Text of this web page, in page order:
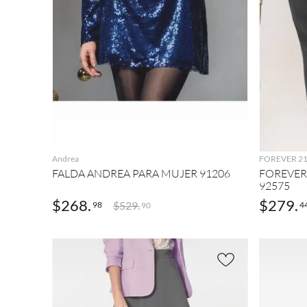
Andrea
FALDA ANDREA PARA MUJER 91206
$268. 98 $529. 90
FOREVER 21
92575
$279.